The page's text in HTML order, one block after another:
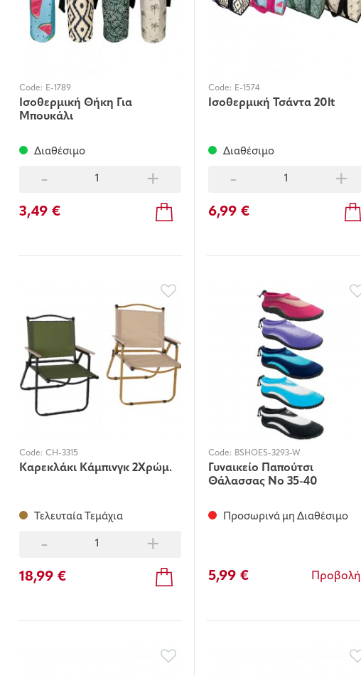
Code: E-1789
Ισοθερμική Θήκη Για
Μπουκάλι
Διαθέσιμο
- +
3,49 €
Code: E-1574
Ισοθερμική Τσάντα 20lt
Διαθέσιμο
- +
6,99 €
Code: CH-3315
Καρεκλάκι Κάμπινγκ 2Χρώμ.
Τελευταία Τεμάχια
- +
18,99 €
Code: BSHOES-3293-W
Γυναικείο Παπούτσι
Θάλασσας Νο 35-40
Προσωρινά μη Διαθέσιμο
5,99 € Προβολή